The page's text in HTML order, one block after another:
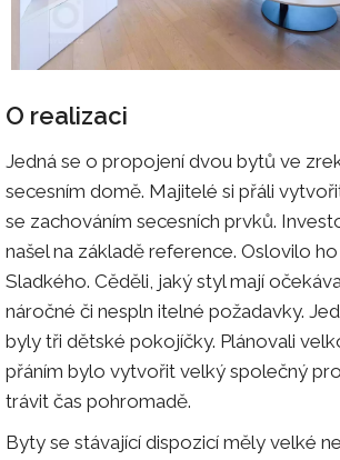
O realizaci
Jedná se o propojení dvou bytů ve
secesním domě. Majitelé si přáli
se zachováním secesních prvků.
našel na základě reference. Oslovilo
Sladkého. Cěděli, jaký styl mají
náročné či nespln itelné požadavky.
byly tři dětské pokojíčky. Plánovali
přáním bylo vytvořit velký společný
trávit čas pohromadě.
Byty se stávající dispozicí měly velké